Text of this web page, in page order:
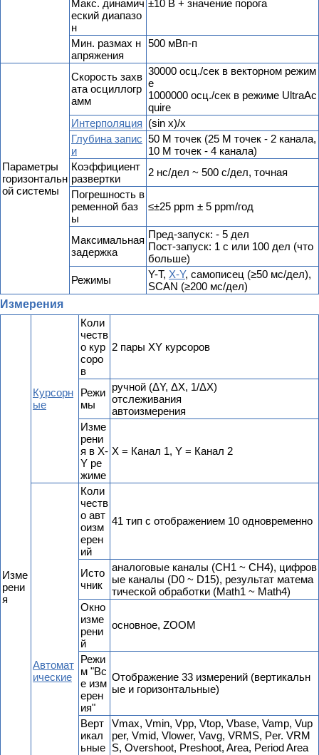
Макс. динамич
еский диапазо
н
±10 В + значение порога
Мин. размах н
апряжения
500 мВп-п
Параметры
горизонтальн
ой системы
Скорость захв
ата осциллогр
амм
30000 осц./сек в векторном режим
е
1000000 осц./сек в режиме UltraAc
quire
Интерполяция (sin x)/x
Глубина запис
и
50 М точек (25 М точек - 2 канала,
10 М точек - 4 канала)
Коэффициент
развертки
2 нс/дел ~ 500 с/дел, точная
Погрешность в
ременной баз
ы
≤±25 ppm ± 5 ppm/год
Максимальная
задержка
Пред-запуск: - 5 дел
Пост-запуск: 1 с или 100 дел (что
больше)
Режимы
Y-T, X-Y, самописец (≥50 мс/дел),
SCAN (≥200 мс/дел)
Измерения
Изме
рени
я
Курсорн
ые
Коли
честв
о кур
соро
в
2 пары XY курсоров
Режи
мы
ручной (ΔY, ΔX, 1/ΔX)
отслеживания
автоизмерения
Изме
рени
я в X-
Y ре
жиме
X = Канал 1, Y = Канал 2
Автомат
ические
Коли
честв
о авт
оизм
ерен
ий
41 тип с отображением 10 одновременно
Исто
чник
аналоговые каналы (CH1 ~ CH4), цифров
ые каналы (D0 ~ D15), результат матема
тической обработки (Math1 ~ Math4)
Окно
изме
рени
й
основное, ZOOM
Режи
м "Вс
е изм
ерен
ия"
Отображение 33 измерений (вертикальн
ые и горизонтальные)
Верт
икал
ьные
Vmax, Vmin, Vpp, Vtop, Vbase, Vamp, Vup
per, Vmid, Vlower, Vavg, VRMS, Per. VRM
S, Overshoot, Preshoot, Area, Period Area